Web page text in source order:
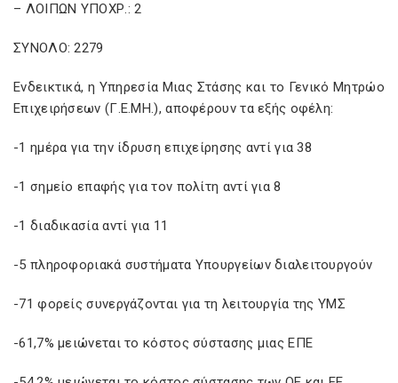
– ΛΟΙΠΩΝ ΥΠΟΧΡ.: 2
ΣΥΝΟΛΟ: 2279
Ενδεικτικά, η Υπηρεσία Μιας Στάσης και το Γενικό Μητρώο
Επιχειρήσεων (Γ.Ε.ΜΗ.), αποφέρουν τα εξής οφέλη:
-1 ημέρα για την ίδρυση επιχείρησης αντί για 38
-1 σημείο επαφής για τον πολίτη αντί για 8
-1 διαδικασία αντί για 11
-5 πληροφοριακά συστήματα Υπουργείων διαλειτουργούν
-71 φορείς συνεργάζονται για τη λειτουργία της ΥΜΣ
-61,7% μειώνεται το κόστος σύστασης μιας ΕΠΕ